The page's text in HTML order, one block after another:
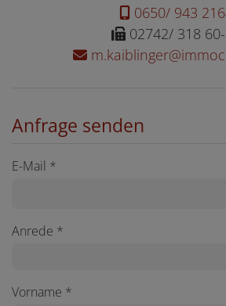
0650/ 943
02742/ 318
Anfrage senden
E-Mail
Anrede
Vorname